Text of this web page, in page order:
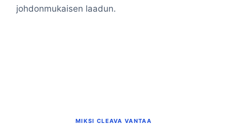
johdonmukaisen laadun.
MIKSI CLEAVA VANTAA